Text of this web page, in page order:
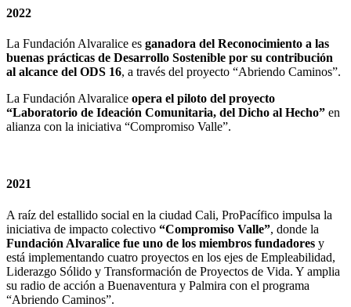
2022
La Fundación Alvaralice es ganadora del Reconocimiento a las
buenas prácticas de Desarrollo Sostenible por su contribución
al alcance del ODS 16, a través del proyecto “Abriendo Caminos”.
La Fundación Alvaralice opera el piloto del proyecto
“Laboratorio de Ideación Comunitaria, del Dicho al Hecho” en
alianza con la iniciativa “Compromiso Valle”.
2021
A raíz del estallido social en la ciudad Cali, ProPacífico impulsa la
iniciativa de impacto colectivo “Compromiso Valle”, donde la
Fundación Alvaralice fue uno de los miembros fundadores y
está implementando cuatro proyectos en los ejes de Empleabilidad,
Liderazgo Sólido y Transformación de Proyectos de Vida. Y amplia
su radio de acción a Buenaventura y Palmira con el programa
“Abriendo Caminos”.